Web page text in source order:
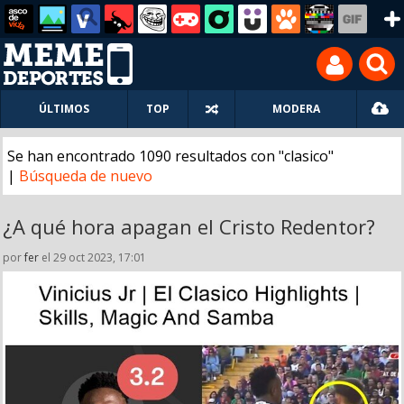
ÚLTIMOS TOP MODERA
Se han encontrado 1090 resultados con "clasico"
| Búsqueda de nuevo
¿A qué hora apagan el Cristo Redentor?
porfer el 29 oct 2023, 17:01